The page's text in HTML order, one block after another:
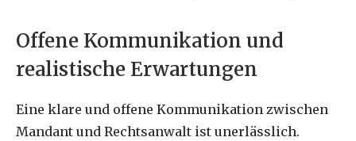
Offene Kommunikation und
realistische Erwartungen
Eine klare und offene Kommunikation zwischen
Mandant und Rechtsanwalt ist unerlässlich.